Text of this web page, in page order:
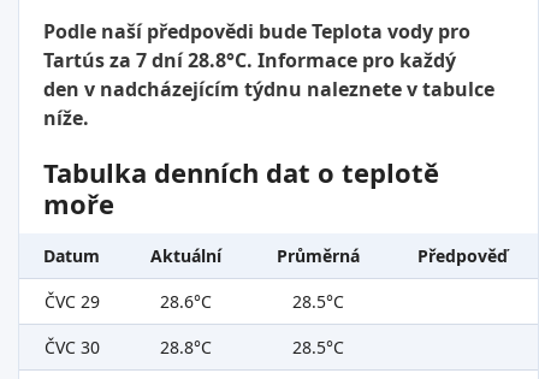
Podle naší předpovědi bude Teplota vody pro
Tartús za 7 dní 28.8°C. Informace pro každý
den v nadcházejícím týdnu naleznete v tabulce
níže.
Tabulka denních dat o teplotě
moře
Datum Aktuální Průměrná
Předpověď
ČVC 29
28.6°C
28.5°C
ČVC 30
28.8°C
28.5°C